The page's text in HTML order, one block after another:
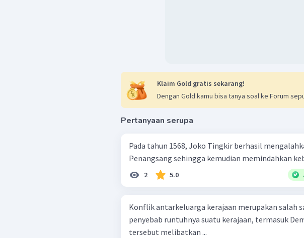
Klaim Gold gratis sekarang!
Dengan Gold kamu bisa tanya soal ke Forum
Pertanyaan serupa
Pada tahun 1568, Joko Tingkir berhasil
Penangsang sehingga kemudian memindahkan
2 5.0
Konflik antarkeluarga kerajaan merupakan salah
penyebab runtuhnya suatu kerajaan, termasuk
tersebut melibatkan ...